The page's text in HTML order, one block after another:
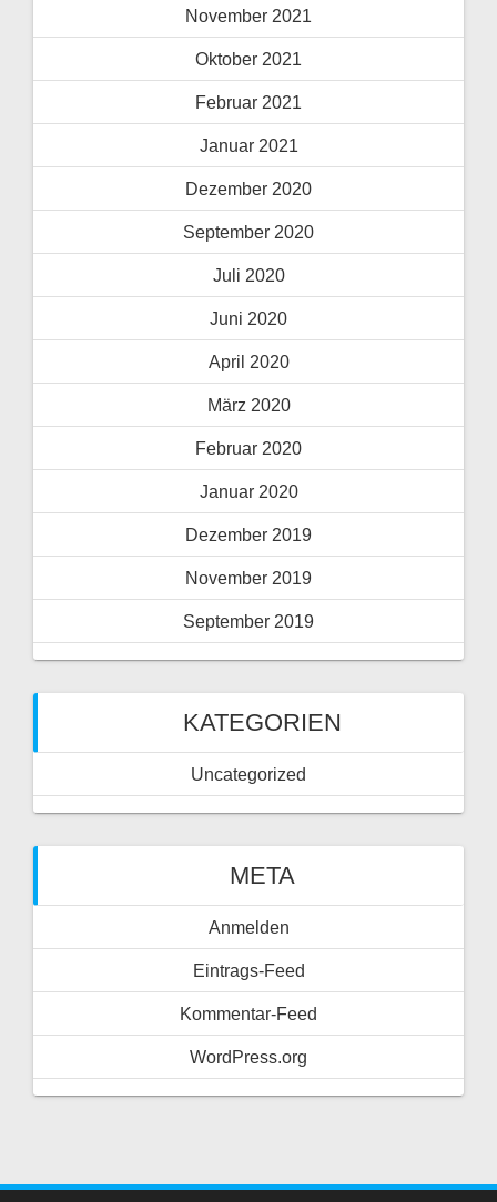
November 2021
Oktober 2021
Februar 2021
Januar 2021
Dezember 2020
September 2020
Juli 2020
Juni 2020
April 2020
März 2020
Februar 2020
Januar 2020
Dezember 2019
November 2019
September 2019
KATEGORIEN
Uncategorized
META
Anmelden
Eintrags-Feed
Kommentar-Feed
WordPress.org